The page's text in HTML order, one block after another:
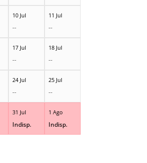
10 Jul
--
11 Jul
--
17 Jul
--
18 Jul
--
24 Jul
--
25 Jul
--
31 Jul
Indisp.
1 Ago
Indisp.